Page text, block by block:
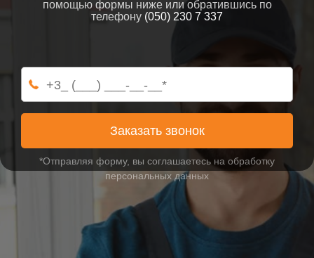
помощью формы ниже или обратившись по
телефону (050) 230 7 337
Заказать звонок
*Отправляя форму, вы соглашаетесь на обработку
персональных данных